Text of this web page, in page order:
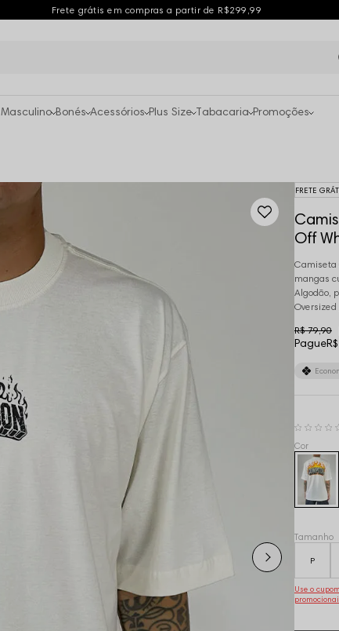
Frete grátis em compras a partir de R$299,99
Masculino Bonés Acessórios Plus Size Tabacaria Promoções
FRETE
Off
Camiseta
mangas
Algodão,
Oversized
Pague
R$ 79,90
Tamanho
P
Use o cupom